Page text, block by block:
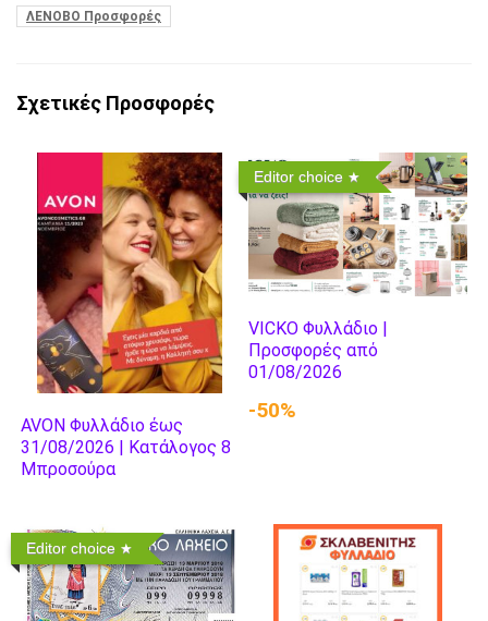
ΛΕΝΟΒΟ Προσφορές
Σχετικές Προσφορές
AVON Φυλλάδιο έως
31/08/2026 | Κατάλογος 8
Μπροσούρα
Editor choice
VICKO Φυλλάδιο |
Προσφορές από
01/08/2026
-50%
Editor choice